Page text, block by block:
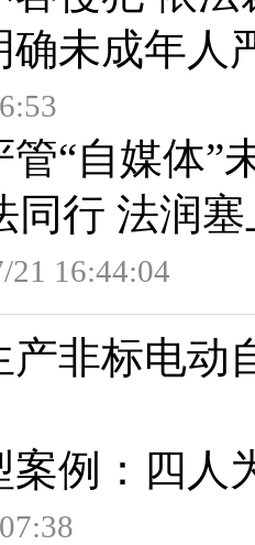
确未成年人
管“自媒体”
同行 法润
21 16:44:04
产非标电动
例：四人